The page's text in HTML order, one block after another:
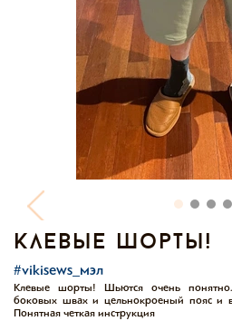
клевые шорты!
#vikisews_мэл
Клевые шорты! Шьются очень
боковых швах и цельнокроеный пояс и
Понятная четкая инструкция